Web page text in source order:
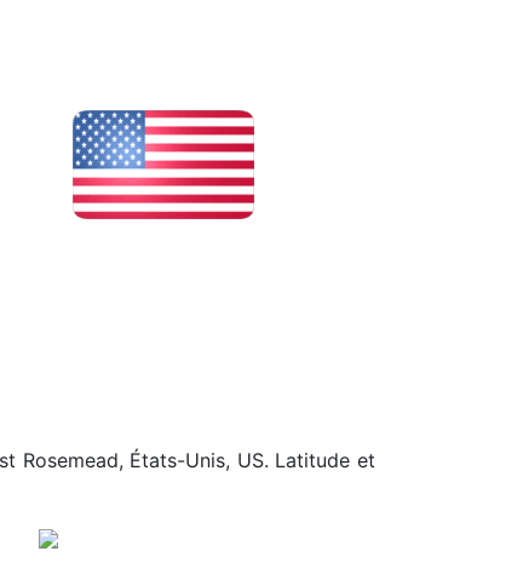
Rosemead, États-Unis, US. Latitude et